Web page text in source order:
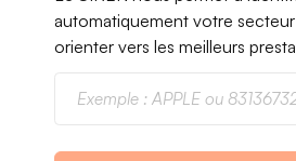
automatiquement votre
orienter vers les meilleurs